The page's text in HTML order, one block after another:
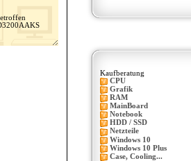
Kaufberatung
CPU
Grafik
RAM
MainBoard
Notebook
HDD / SSD
Netzteile
Windows 10
Windows 10 Plus
Case, Cooling...